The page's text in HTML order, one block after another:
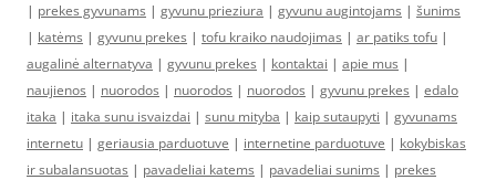
| prekes gyvunams | gyvunu prieziura | gyvunu augintojams | šunims
| katėms | gyvunu prekes | tofu kraiko naudojimas | ar patiks tofu |
augalinė alternatyva | gyvunu prekes | kontaktai | apie mus |
naujienos | nuorodos | nuorodos | nuorodos | gyvunu prekes | edalo
itaka | itaka sunu isvaizdai | sunu mityba | kaip sutaupyti | gyvunams
internetu | geriausia parduotuve | internetine parduotuve | kokybiskas
ir subalansuotas | pavadeliai katems | pavadeliai sunims | prekes